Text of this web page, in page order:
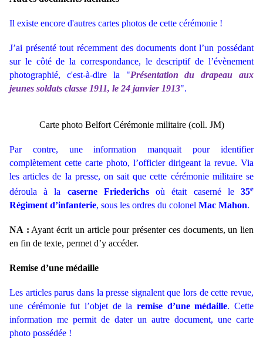
Il existe encore d'autres cartes photos de cette cérémonie !
J’ai présenté tout récemment des documents dont l’un possédant
sur le côté de la correspondance, le descriptif de l’évènement
photographié, c'est-à-dire la "Présentation du drapeau aux
jeunes soldats classe 1911, le 24 janvier 1913".
Carte photo Belfort Cérémonie militaire (coll. JM)
Par contre, une information manquait pour identifier
complètement cette carte photo, l’officier dirigeant la revue. Via
les articles de la presse, on sait que cette cérémonie militaire se
déroula à la caserne Friederichsoù était caserné le35e
Régiment d’infanterie, sous les ordres du colonel Mac Mahon.
NA : Ayant écrit un article pour présenter ces documents, un lien
en fin de texte, permet d’y accéder.
Remise d’une médaille
Les articles parus dans la presse signalent que lors de cette revue,
une cérémonie fut l’objet de la remise d’une médaille. Cette
information me permit de dater un autre document, une carte
photo possédée !